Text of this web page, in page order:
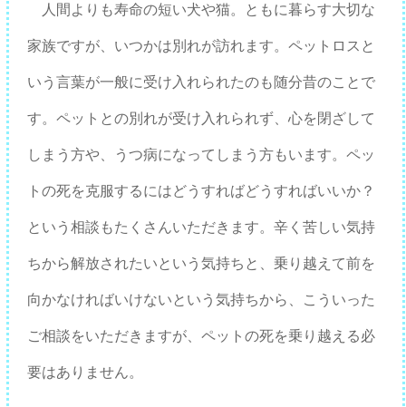
人間よりも寿命の短い犬や猫。ともに暮らす大切な
家族ですが、いつかは別れが訪れます。ペットロスと
いう言葉が一般に受け入れられたのも随分昔のことで
す。ペットとの別れが受け入れられず、心を閉ざして
しまう方や、うつ病になってしまう方もいます。ペッ
トの死を克服するにはどうすればどうすればいいか？
という相談もたくさんいただきます。辛く苦しい気持
ちから解放されたいという気持ちと、乗り越えて前を
向かなければいけないという気持ちから、こういった
ご相談をいただきますが、ペットの死を乗り越える必
要はありません。